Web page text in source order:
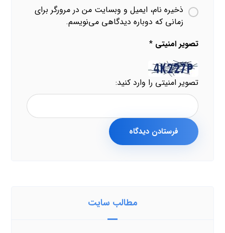
ذخیره نام، ایمیل و وبسایت من در مرورگر برای
زمانی که دوباره دیدگاهی می‌نویسم.
تصویر امنیتی*
تصویر امنیتی را وارد کنید:
فرستادن دیدگاه
مطالب سایت